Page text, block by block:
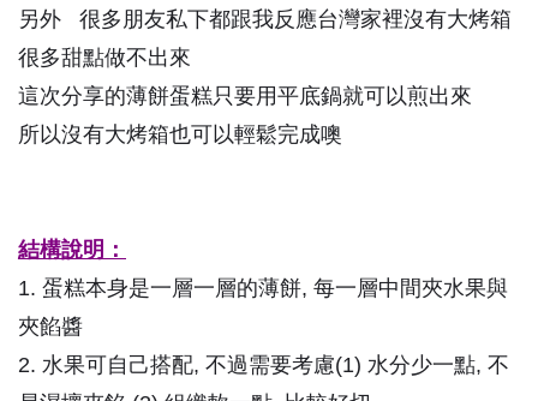
另外 很多朋友私下都跟我反應台灣家裡沒有大烤箱
很多甜點做不出來
這次分享的薄餅蛋糕只要用平底鍋就可以煎出來
所以沒有大烤箱也可以輕鬆完成噢
結構說明：
1. 蛋糕本身是一層一層的薄餅, 每一層中間夾水果與
夾餡醬
2. 水果可自己搭配, 不過需要考慮(1) 水分少一點, 不